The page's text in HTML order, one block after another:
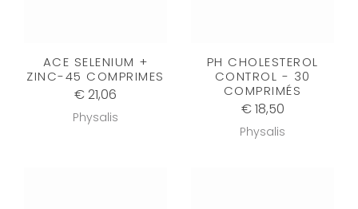
ACE SELENIUM +
ZINC-45 COMPRIMES
€ 21,06
Physalis
PH CHOLESTEROL
CONTROL - 30
COMPRIMÉS
€ 18,50
Physalis